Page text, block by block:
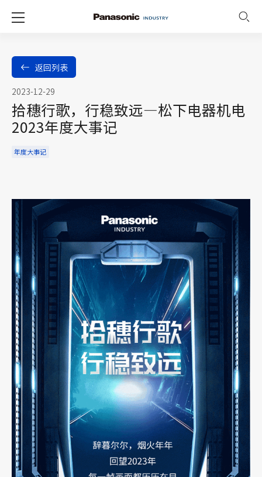
返回列表
2023-12-29
拾穗行歌，行稳致远—松下电器机电
2023年度大事记
年度大事记